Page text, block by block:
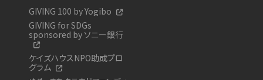
GIVING 100 by Yogibo
GIVING for SDGs
sponsored by ソニー銀行
ケイズハウスNPO助成プロ
グラム